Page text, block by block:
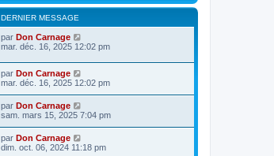
DERNIER MESSAGE
par Don Carnage
mar. déc. 16, 2025 12:02 pm
par Don Carnage
mar. déc. 16, 2025 12:02 pm
par Don Carnage
sam. mars 15, 2025 7:04 pm
par Don Carnage
dim. oct. 06, 2024 11:18 pm